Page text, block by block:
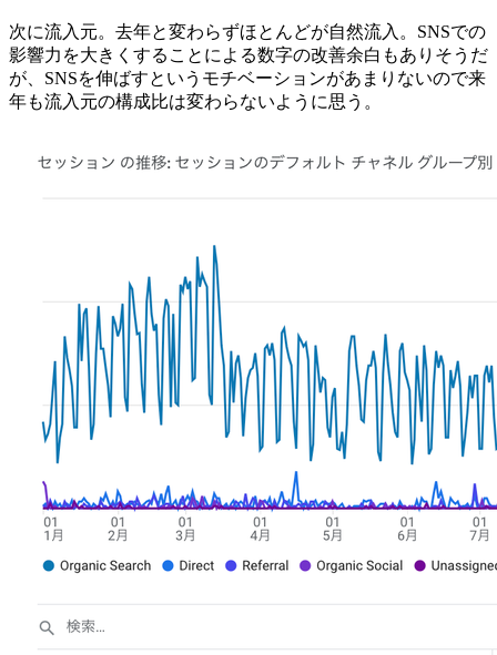
次に流入元。去年と変わらずほとんどが自然流入。SNSでの
影響力を大きくすることによる数字の改善余白もありそうだ
が、SNSを伸ばすというモチベーションがあまりないので来
年も流入元の構成比は変わらないように思う。